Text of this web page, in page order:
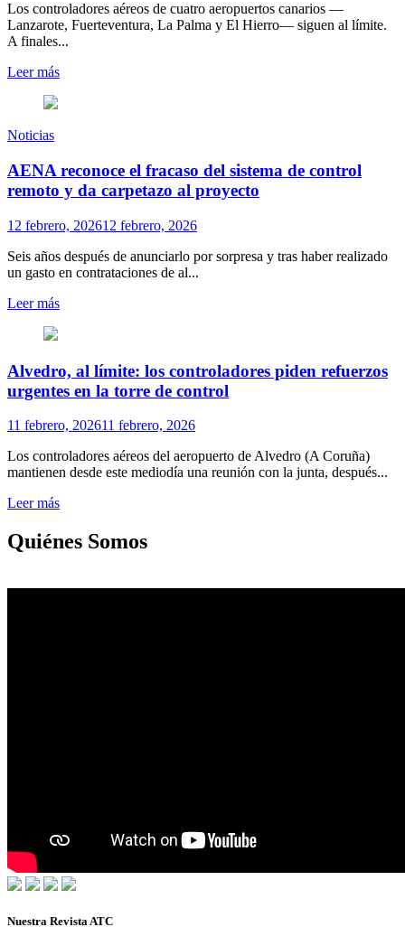
Los controladores aéreos de cuatro aeropuertos canarios —
Lanzarote, Fuerteventura, La Palma y El Hierro— siguen al límite.
A finales...
Leer más
Noticias
AENA reco­noce el fra­caso del sis­tema de con­trol
remoto y da car­pe­tazo al pro­yecto
12 febrero, 202612 febrero, 2026
Seis años des­pués de anun­ciarlo por sor­presa y tras haber rea­li­zado
un gasto en con­tra­ta­cio­nes de al...
Leer más
Alvedro, al límite: los controladores piden refuerzos
urgentes en la torre de control
11 febrero, 202611 febrero, 2026
Los controladores aéreos del aeropuerto de Alvedro (A Coruña)
mantienen desde este mediodía una reunión con la junta, después...
Leer más
Quiénes Somos
Nuestra Revista ATC